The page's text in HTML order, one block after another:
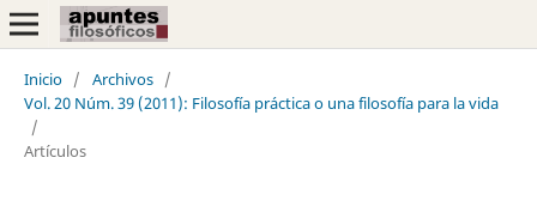
Inicio / Archivos /
Vol. 20 Núm. 39 (2011): Filosofía práctica o una filosofía para la vida
/
Artículos